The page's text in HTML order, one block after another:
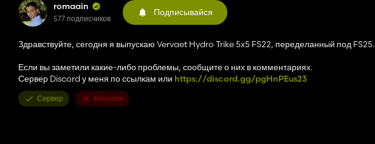
romaain
577 подписчиков
Подписывайся
Здравствуйте, сегодня я выпускаю Vervaet Hydro Trike 5x5 FS22, переделанный под FS25.
Если вы заметили какие-либо проблемы, сообщите о них в комментариях.
Сервер Discord у меня по ссылкам или https://discord.gg/pgHnPEus23
Сервер Консоли